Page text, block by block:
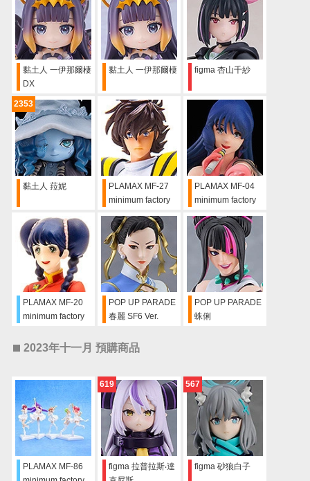
"DOWNTOWN
TREK"
"PSYCHEDELIC
RUSH"
黏土人 一伊那爾棲
DX
黏土人 一伊那爾棲 figma 杏山千紗
黏土人 菈妮
2353
PLAMAX MF-27
minimum factory
PLAMAX MF-04
minimum factory
嗎Ver.
PLAMAX MF-20
minimum factory
POP UP PARADE
春麗 SF6 Ver.
POP UP PARADE
蛛俐
2023年十一月 預購商品
PLAMAX MF-86
figma 拉普拉斯‧達
619
figma 砂狼白子
567